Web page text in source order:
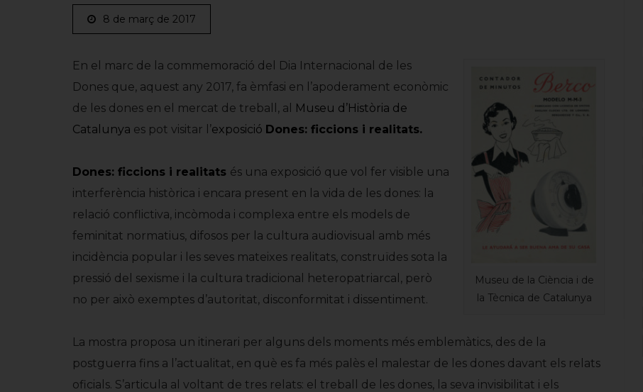
8 de març de 2017
Museu de la Ciència i de
la Tècnica de Catalunya
En el marc de la commemoració del Dia Internacional de les
Dones que, aquest any 2017, fa èmfasi en l’apoderament econòmic
de les dones en el mercat de treball, al
Museu d’Història de
Catalunya es pot visitar l’exposició Dones: ficcions i realitats.
Dones: ficcions i realitats és una exposició que vol fer visible una
interferència històrica i encara present en la vida de les dones: la
relació conflictiva, incòmoda i complexa entre els models de
feminitat normatius, difosos per la cultura audiovisual amb més
incidència popular i les seves mateixes realitats, construïdes sota la
pressió del sexisme i la cultura tradicional heteropatriarcal, però
no per això exemptes d’autoritat, disconformitat i dissentiment.
La mostra proposa un itinerari per alguns dels moments més emblemàtics, des de la
postguerra fins a l’actualitat, en què es fa més palès el malestar de les dones davant els relats
oficials. S’articula al voltant de tres relats: el treball de les dones, la seva invisibilitat i els